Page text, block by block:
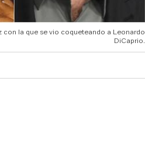
con la que se vio coqueteando a Leonardo
DiCaprio.